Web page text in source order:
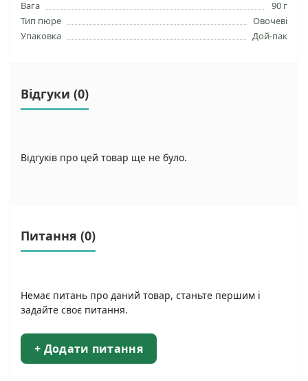
Вага
90 г
Тип пюре
Овочеві
Упаковка
Дой-пак
Відгуки (0)
Відгуків про цей товар ще не було.
Питання (0)
Немає питань про даний товар, станьте першим і
задайте своє питання.
+ Додати питання